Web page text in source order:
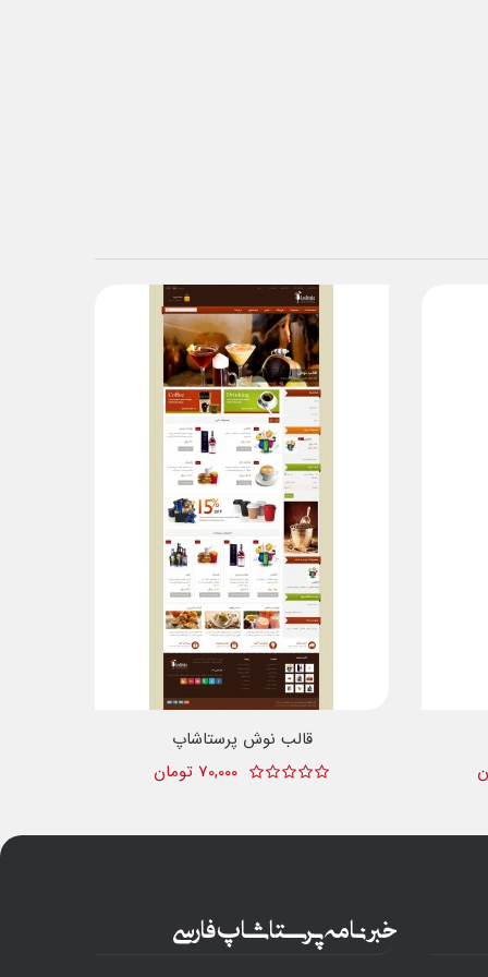
قالب نوش پرستاشاپ
70,000 تومان
خبرنامه پرستاشاپ فارسی